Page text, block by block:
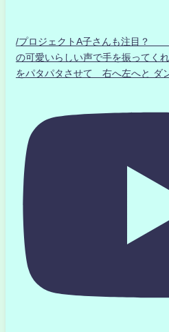
/プロジェクトA子さんも注目？
の可愛いらしい声で手を振ってく
をパタパタさせて 右へ左へと ダ